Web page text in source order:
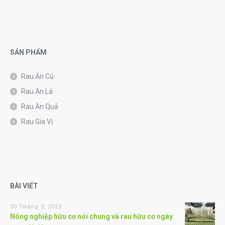
SẢN PHẨM
Rau Ăn Củ
Rau Ăn Lá
Rau Ăn Quả
Rau Gia Vị
BÀI VIẾT
30 Tháng 3, 2023
Nông nghiệp hữu cơ nói chung và rau hữu cơ ngày